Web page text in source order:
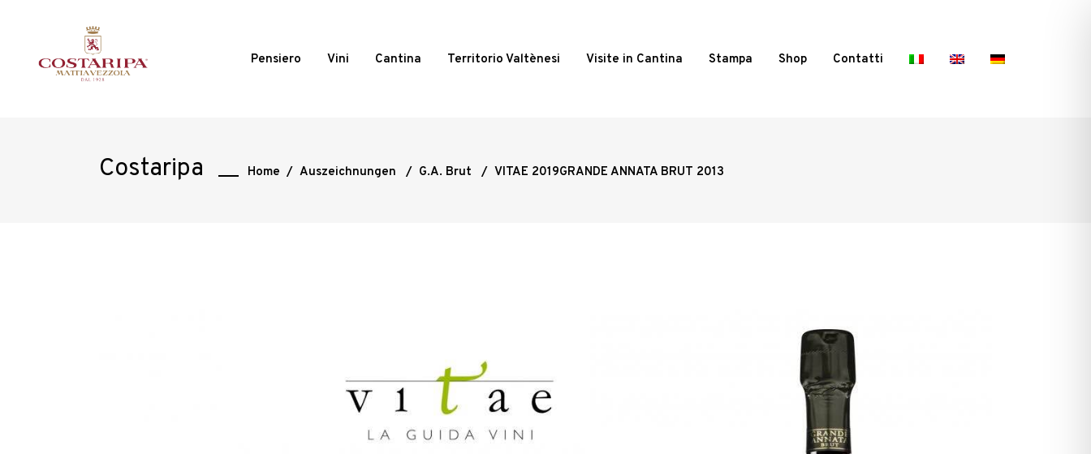
Pensiero Vini Cantina Territorio Valtènesi Visite in Cantina Stampa Shop Contatti
Costaripa Home / Auszeichnungen / G.A. Brut / VITAE 2019GRANDE ANNATA BRUT 2013